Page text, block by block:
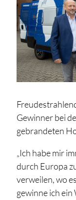
Gewinner bei
gebrandeten
„Ich habe mir
durch Europa
verweilen, wo
gewinne ich